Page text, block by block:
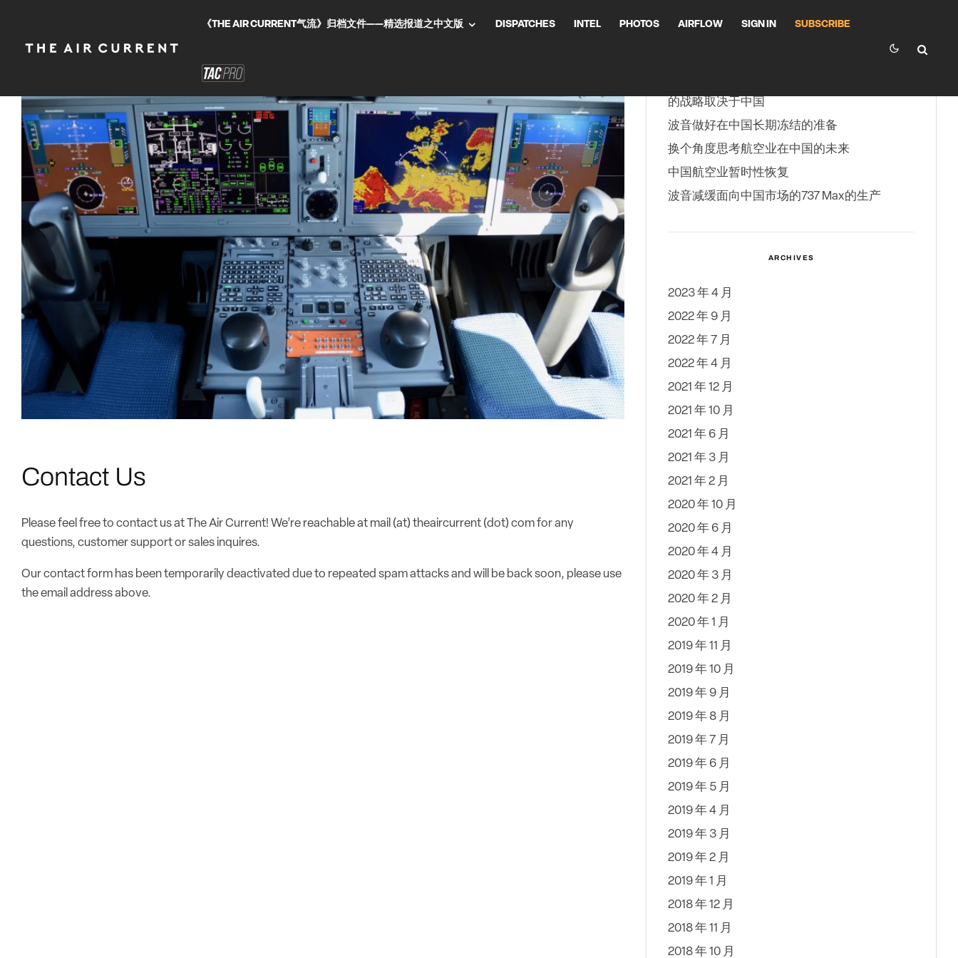
《THE AIR CURRENT气流》归档文件——精选报道之中文版 DISPATCHES INTEL PHOTOS AIRFLOW SIGN IN SUBSCRIBE
Contact Us
Please feel free to contact us at The Air Current! We’re reachable at mail (at) theaircurrent (dot) com for any
questions, customer support or sales inquires.
Our contact form has been temporarily deactivated due to repeated spam attacks and will be back soon, please use
the email address above.
的战略取决于中国
波音做好在中国长期冻结的准备
换个角度思考航空业在中国的未来
中国航空业暂时性恢复
波音减缓面向中国市场的737 Max的生产
ARCHIVES
2023 年 4 月
2022 年 9 月
2022 年 7 月
2022 年 4 月
2021 年 12 月
2021 年 10 月
2021 年 6 月
2021 年 3 月
2021 年 2 月
2020 年 10 月
2020 年 6 月
2020 年 4 月
2020 年 3 月
2020 年 2 月
2020 年 1 月
2019 年 11 月
2019 年 10 月
2019 年 9 月
2019 年 8 月
2019 年 7 月
2019 年 6 月
2019 年 5 月
2019 年 4 月
2019 年 3 月
2019 年 2 月
2019 年 1 月
2018 年 12 月
2018 年 11 月
2018 年 10 月